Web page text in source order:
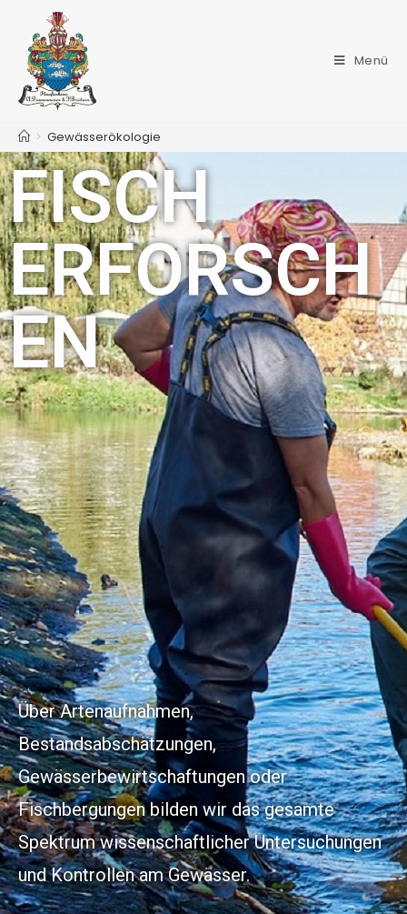
Menü
> Gewässerökologie
FISCH
ERFORSCH
EN
Über Artenaufnahmen,
Bestandsabschätzungen,
Gewässerbewirtschaftungen oder
Fischbergungen bilden wir das gesamte
Spektrum wissenschaftlicher Untersuchungen
und Kontrollen am Gewässer.